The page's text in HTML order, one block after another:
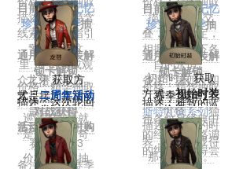
描述：那张隐含
线索的门票指引
警探来到这
里......乔装成观
众，潜入幕后，
才是接近真相的
最佳途径。
备注：第三十一
赛季·精华3
描述：双环交
叠，誓词落定，
相握的手许下各
自的永恒。
备注：第四十四
赛季·精华1
斯特瓦德系列独
特时装
目前可通过记忆
珍宝·旧赛季抽
取获得
通用独特时装解
锁卡解锁
价格：精华抽取
描述：这次轮回
巡演的主题就
是：银闪的奇
迹！
备注：第一赛季
目前可通过记忆
珍宝·旧赛季抽
取获得
通用独特时装解
锁卡解锁
价格：精华抽取
描述：雅致的蓝
色条纹是经典中
的经典，有格调
的绅士都值得尝
试。
龙芽获取方
式：二周年活动
对战获得
活动商店限时购
买
价格：珍宝抽
初始时装获取
方式：初始时装
价格：-
描述：初始的时
装，一切都显得
那么地自然。